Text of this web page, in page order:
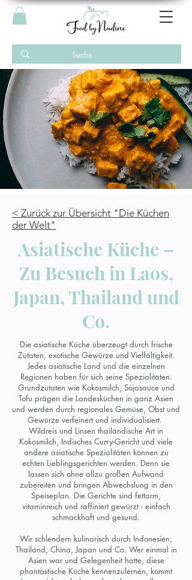
< Zurück zur Übersicht "Die Küchen
der Welt"
Asiatische Küche –
Zu Besuch in Laos,
Japan, Thailand und
Co.
Die asiatische Küche überzeugt durch frische
Zutaten, exotische Gewürze und Vielfältigkeit.
Jedes asiatische Land und die einzelnen
Regionen haben für sich seine Spezialitäten.
Grundzutaten wie Kokosmilch, Sojasauce und
Tofu prägen die Landesküchen in ganz Asien
und werden durch regionales Gemüse, Obst und
Gewürze verfeinert und individualisiert.
Wildreis und Linsen thailändische Art in
Kokosmilch, Indisches Curry-Gericht und viele
andere asiatische Spezialitäten können zu
echten Lieblingsgerichten werden. Denn sie
lassen sich ohne allzu großen Aufwand
zubereiten und bringen Abwechslung in den
Speiseplan. Die Gerichte sind fettarm,
vitaminreich und raffiniert gewürzt - einfach
schmackhaft und gesund.
Wir schlendern kulinarisch durch Indonesien,
Thailand, China, Japan und Co. Wer einmal in
Asien war und Gelegenheit hatte, diese
phantastische Küche kennenzulernen, kommt